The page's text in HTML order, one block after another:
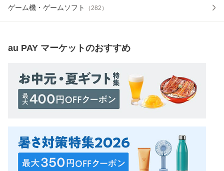
ゲーム機・ゲームソフト （282 ）
au PAY マーケットのおすすめ